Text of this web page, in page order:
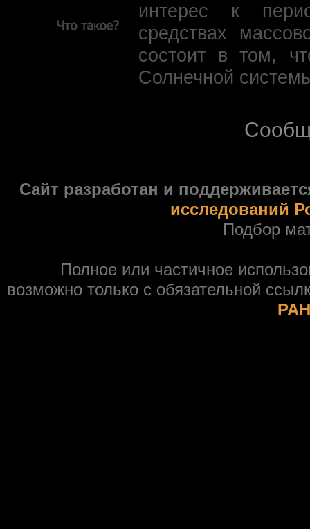
интерес к
средствах
состоит в том,
Солнечной
Сайт разработан и
исследований
Подбор
Полное или частичное
возможно только с обязательной